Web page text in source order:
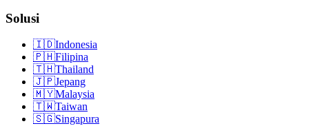
Solusi
🇮🇩Indonesia
🇵🇭Filipina
🇹🇭Thailand
🇯🇵Jepang
🇲🇾Malaysia
🇹🇼Taiwan
🇸🇬Singapura